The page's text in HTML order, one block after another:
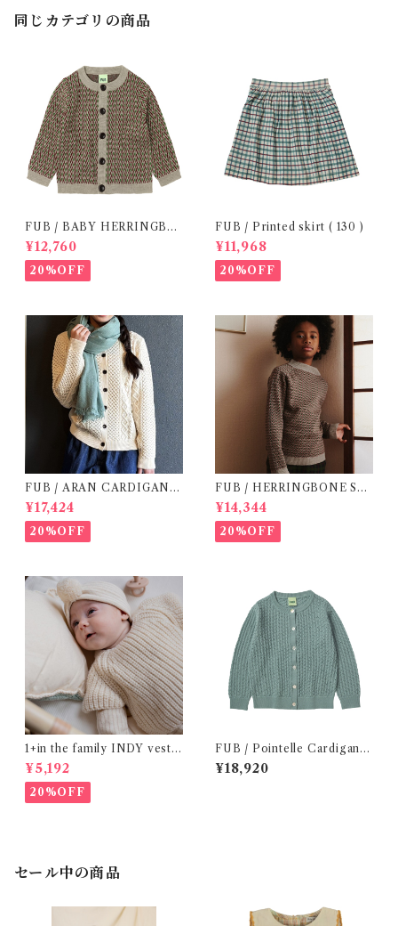
同じカテゴリの商品
FUB / BABY HERRINGBO
NE CARDIGAN (86 / 92 )
¥12,760
20%OFF
FUB / Printed skirt ( 130 )
¥11,968
20%OFF
FUB / ARAN CARDIGAN (
140 / 150 )
¥17,424
20%OFF
FUB / HERRINGBONE SW
EATER( 150 )
¥14,344
20%OFF
1+in the family INDY vest /
ecru (12・24 m )
¥5,192
20%OFF
FUB / Pointelle Cardigan /
Misty green ( 140,150 )
¥18,920
セール中の商品